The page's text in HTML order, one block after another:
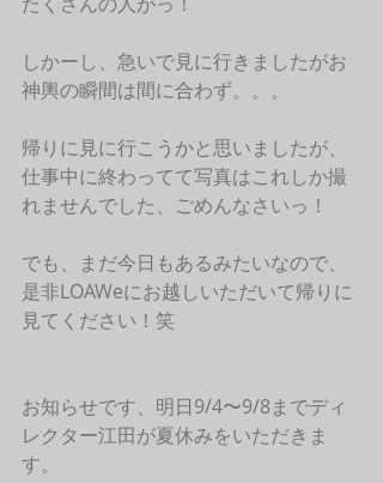
しかーし、急いで見に行きましたがお
神輿の瞬間は間に合わず。。。
帰りに見に行こうかと思いましたが、
仕事中に終わってて写真はこれしか撮
れませんでした、ごめんなさいっ！
でも、まだ今日もあるみたいなので、
是非LOAWeにお越しいただいて帰りに
見てください！笑
お知らせです、明日9/4〜9/8までディ
レクター江田が夏休みをいただきま
す。